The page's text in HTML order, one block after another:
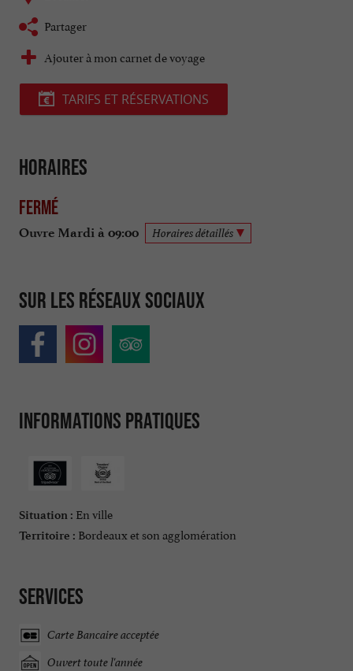
Partager
Ajouter à mon carnet de voyage
TARIFS ET RÉSERVATIONS
Horaires
Fermé
Ouvre Mardi à 09:00 Horaires détaillés
Sur les réseaux sociaux
Informations pratiques
Situation : En ville
Territoire : Bordeaux et son agglomération
Services
Carte Bancaire acceptée
Ouvert toute l'année